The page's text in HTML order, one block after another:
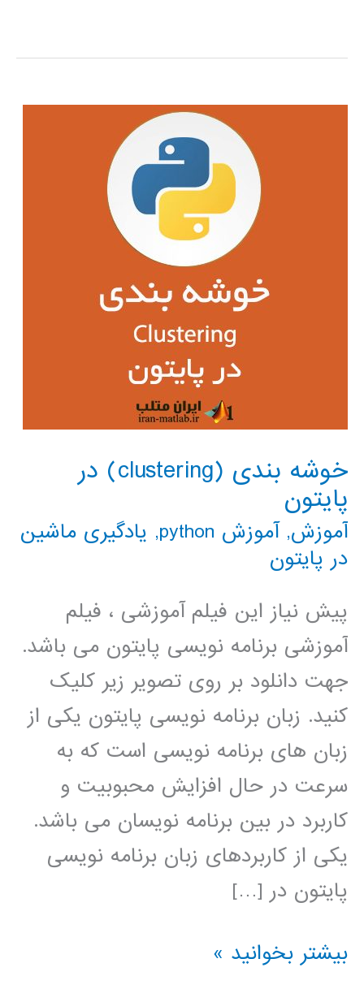
خوشه بندی (clustering) در
پایتون
آموزش,آموزش python , یادگیری ماشین
در پایتون
پیش نیاز این فیلم آموزشی ، فیلم
آموزشی برنامه نویسی پایتون می باشد.
جهت دانلود بر روی تصویر زیر کلیک
کنید. زبان برنامه نویسی پایتون یکی از
زبان های برنامه نویسی است که به
سرعت در حال افزایش محبوبیت و
کاربرد در بین برنامه نویسان می باشد.
یکی از کاربردهای زبان برنامه نویسی
پایتون در […]
خوشه
بیشتر بخوانید »